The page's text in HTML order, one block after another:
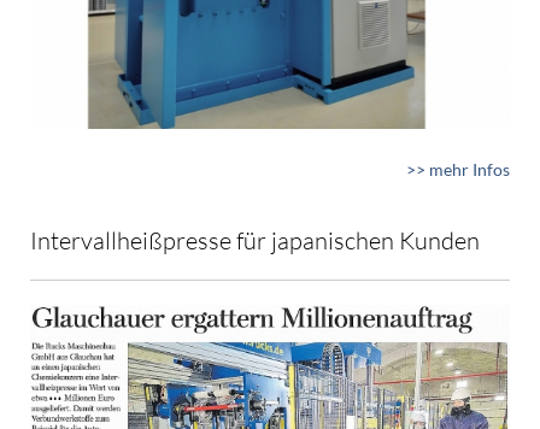
>> mehr Infos
Intervallheißpresse für japanischen Kunden